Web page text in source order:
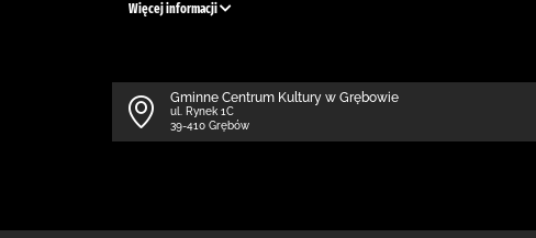
Więcej informacji
Gminne Centrum Kultury w Grębowie
ul. Rynek 1C
39-410 Grębów